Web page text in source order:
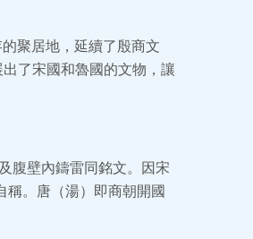
聚居地，延續了殷商文
了宋國和魯國的文物，讓
腹壁內鑄雷同銘文。因宋
稱。唐（湯）即商朝開國